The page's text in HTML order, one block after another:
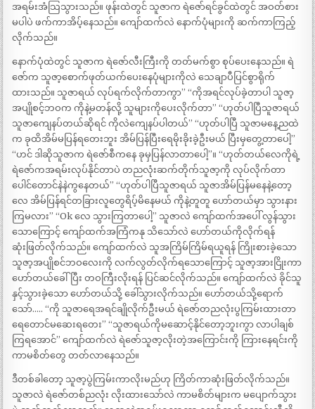
အရမ်းအံသြသွားသည်။ ဖုန်းထဲတွင် သူဇာက ရဲဇော်ရင်ခွင်ထဲတွင် အဝတ်စား
မပါပဲ ဖက်ကာအိပ့်နေသည်။ ကျော်ထက်လဲ နောက်ပုံများကို ဆက်ကာကြည့်
လိုက်သည်။
နောက်ပုံထဲတွင် သူဇာက ရဲဇော်လီးကြီးကို တတ်မက်စွာ စုပ်ပေးနေသည်။ ရဲ
ဇော်က သူဇာ့စောက်ဖုတ်ယက်ပေးနေပုံများကိုလဲ သေချာပီပြင်စွာရိုက်
ထားသည်။ သူဇာရယ် လုပ်ရက်လိုက်တာကွာ” “ကိုအရင်လုပ်ခဲ့တာပါ သူဇာ့
အပျိုစင့်ဘဝက ကိုနဲ့မတန်လို့ သူများကိုပေးလိုက်တာ” “ဟုတ်ပါပြီသူဇာရယ်
သူဇာကျေနပ်တယ်ဆိုရင် ကိုလဲကျေနပ်ပါတယ်” “ဟုတ်ပါပြီ သူဇာမနေ့ညထဲ
က ခုထိအိမ်မပြန်ရတေးဘူး အိမ်ပြန်ပြီးရေမိုးခိုးခဲ့ဦးမယ် ပြီးမှတွေ့တာပေါ့”
“ဟင် ဒါဆိုသူဇာက ရဲဇော်စီကနေ ခုမှပြန်လာတာပေါ့”။ “ဟုတ်တယ်လေကိုရဲ့
ရဲဇော်ကအရမ်းလုပ်နိုင်တာပဲ တညလုံးဆက်တိုက်သူဇာ့ကို လုပ်လိုက်တာ
ပေါင်တောင်နဲနဲကွနေတယ်” “ဟုတ်ပါပြီသူဇာရယ် သူဇာအိမ်ပြန်မနေနဲ့တော့
လေ အိမ်ပြန်ရင်တခြားလူတွေရိပ့်မိနေမယ် ကိုနဲ့တူတူ ဟော်တယ်မှာ သွားနား
ကြမလား” “Ok လေ သွားကြတာပေါ့” သူဇာလဲ ကျော်ထက်အပေါ် လွန်သွား
သောကြောင့် ကျော်ထက်အကြံကနု သိသော်လဲ ဟော်တယ်ကိုလိုက်ရန်
ဆုံးဖြတ်လိုက်သည်။ ကျော်ထက်လဲ သူအကြိမ်ကြိမ်ရယူရန် ကြိုးစားခဲ့သော
သူဇာ့အပျိုစင်ဘဝလေးကို လက်လွတ်လိုက်ရသောကြောင့် သူဇာ့အားငြိုးကာ
ဟော်တယ်ခေါ်ပြီး တဝကြီးလိုးရန် ပြင်ဆင်လိုက်သည်။ ကျော်ထက်လဲ ခိုင်သူ
နှင့်သွားခဲ့သော ဟော်တယ်သို့ ခေါ်သွားလိုက်သည်။ ဟော်တယ်သို့ရောက်
သော်….. “ကို သူဇာရေအရင်ချိုလိုက်ဦးမယ် ရဲဇော်တညလုံးပွကြမ်းထားတာ
ရေတောင်မဆေးရတေး” “သူဇာရယ်ကိုမဆောင့်နိုင်တော့ဘူးကွာ လာပါချစ်
ကြရအောင်” ကျော်ထက်လဲ ရဲဇော်သူဇာ့လိုးတဲ့အကြောင်းကို ကြားနေရင်းကို
ကာမစိတ်တွေ တတ်လာနေသည်။
ဒီတစ်ခါတော့ သူဇာ့ပွဲကြမ်းကာလိုးမည်ဟု ကြိတ်ကာဆုံးဖြတ်လိုက်သည်။
သူဇာလဲ ရဲဇော်တစ်ညလုံး လိုးထားသော်လဲ ကာမစိတ်များက မပျောက်သွား